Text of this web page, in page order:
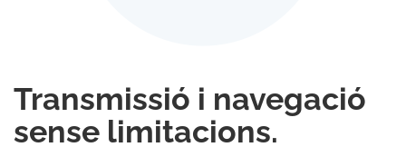
Transmissió i navegació
sense limitacions.